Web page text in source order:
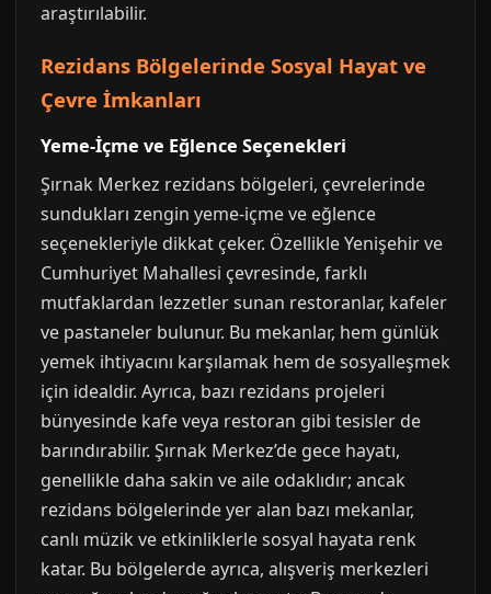
araştırılabilir.
Rezidans Bölgelerinde Sosyal Hayat ve
Çevre İmkanları
Yeme-İçme ve Eğlence Seçenekleri
Şırnak Merkez rezidans bölgeleri, çevrelerinde
sundukları zengin yeme-içme ve eğlence
seçenekleriyle dikkat çeker. Özellikle Yenişehir ve
Cumhuriyet Mahallesi çevresinde, farklı
mutfaklardan lezzetler sunan restoranlar, kafeler
ve pastaneler bulunur. Bu mekanlar, hem günlük
yemek ihtiyacını karşılamak hem de sosyalleşmek
için idealdir. Ayrıca, bazı rezidans projeleri
bünyesinde kafe veya restoran gibi tesisler de
barındırabilir. Şırnak Merkez’de gece hayatı,
genellikle daha sakin ve aile odaklıdır; ancak
rezidans bölgelerinde yer alan bazı mekanlar,
canlı müzik ve etkinliklerle sosyal hayata renk
katar. Bu bölgelerde ayrıca, alışveriş merkezleri